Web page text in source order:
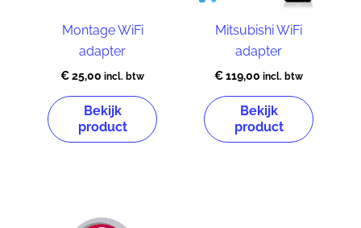
Montage WiFi
adapter
€25,00 incl. btw
Bekijk
product
Mitsubishi WiFi
adapter
€119,00 incl. btw
Bekijk
product